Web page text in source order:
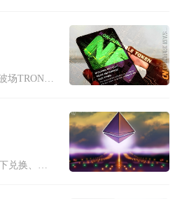
TRC10代币可以兑换，作为波场TRON网络早期的原生代币标准，其不仅能在波场生态内自由兑